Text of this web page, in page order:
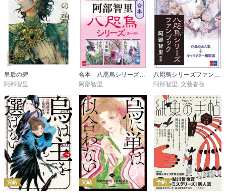
雪哉の母、冬木と、雪雉の母梓の過去が語られる。
最後の場面に既視感が。
あ、これアニメの一番最初の場面だっ！
『ゆきやのせみ』
（笑）だから蝉か！
若宮と澄尾が食い逃げで捕まってしまった。
珍しく、ちょっと砕けた印象の一話。笑ったけれども（笑）
『わらうひと』
澄尾の告白と、結と千早の喧嘩。
身分違いの恋♡
澄尾さん、かっこいい(*´∇｀*)
皇后の碧
阿部智里
阿部智里
阿部智里 文藝春秋
完結 完結 予約